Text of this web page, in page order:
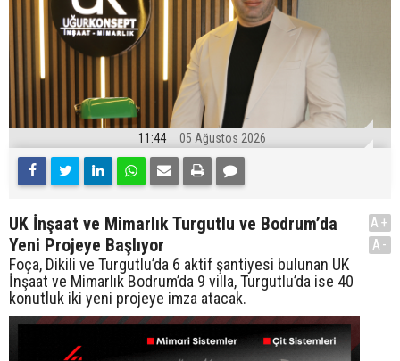
11:44 05 Ağustos 2026
UK İnşaat ve Mimarlık Turgutlu ve Bodrum’da
Yeni Projeye Başlıyor
Foça, Dikili ve Turgutlu’da 6 aktif şantiyesi bulunan UK
İnşaat ve Mimarlık Bodrum’da 9 villa, Turgutlu’da ise 40
konutluk iki yeni projeye imza atacak.
A+
A-